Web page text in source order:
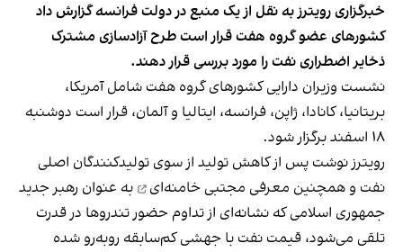
خبرگزاری رویترز به نقل از یک منبع در دولت فرانسه گزارش داد
کشورهای عضو گروه هفت قرار است طرح آزادسازی مشترک
ذخایر اضطراری نفت را مورد بررسی قرار دهند.
نشست وزیران دارایی کشورهای گروه هفت شامل آمریکا،
بریتانیا، کانادا، ژاپن، فرانسه، ایتالیا و آلمان، قرار است دوشنبه
۱۸ اسفند برگزار شود.
رویترز نوشت پس از کاهش تولید از سوی تولیدکنندگان اصلی
نفت و همچنین معرفی مجتبی خامنه‌ای
به عنوان رهبر جدید
جمهوری اسلامی که نشانه‌ای از تداوم حضور تندروها در قدرت
تلقی می‌شود، قیمت نفت با جهشی کم‌سابقه روبه‌رو شده